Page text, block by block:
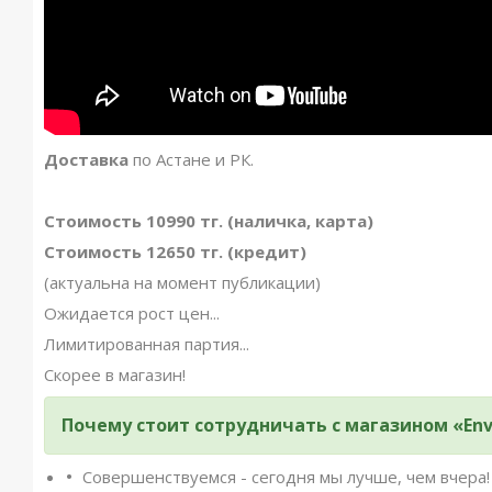
Доставка по Астане и РК.
Стоимость 10990 тг. (наличка, карта)
Стоимость 12650 тг. (кредит)
(актуальна на момент публикации)
Ожидается рост цен...
Лимитированная партия...
Скорее в магазин!
Почему стоит сотрудничать с магазином
Совершенствуемся - сегодня мы лучше, чем вчера!